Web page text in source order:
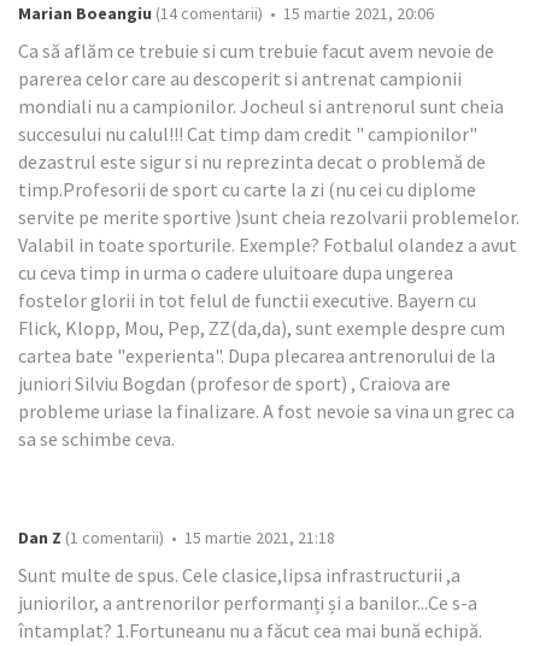
Marian Boeangiu (14 comentarii) • 15 martie 2021, 20:06
Ca să aflăm ce trebuie si cum trebuie facut avem nevoie de
parerea celor care au descoperit si antrenat campionii
mondiali nu a campionilor. Jocheul si antrenorul sunt cheia
succesului nu calul!!! Cat timp dam credit " campionilor"
dezastrul este sigur si nu reprezinta decat o problemă de
timp.Profesorii de sport cu carte la zi (nu cei cu diplome
servite pe merite sportive )sunt cheia rezolvarii problemelor.
Valabil in toate sporturile. Exemple? Fotbalul olandez a avut
cu ceva timp in urma o cadere uluitoare dupa ungerea
fostelor glorii in tot felul de functii executive. Bayern cu
Flick, Klopp, Mou, Pep, ZZ(da,da), sunt exemple despre cum
cartea bate "experienta". Dupa plecarea antrenorului de la
juniori Silviu Bogdan (profesor de sport) , Craiova are
probleme uriase la finalizare. A fost nevoie sa vina un grec ca
sa se schimbe ceva.
Dan Z (1 comentarii) • 15 martie 2021, 21:18
Sunt multe de spus. Cele clasice,lipsa infrastructurii ,a
juniorilor, a antrenorilor performanți și a banilor...Ce s-a
întamplat? 1.Fortuneanu nu a făcut cea mai bună echipă.